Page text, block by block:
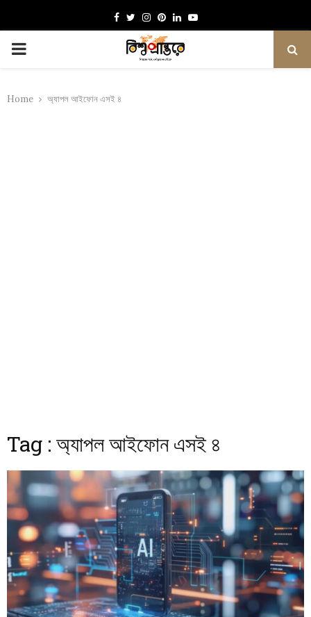
Facebook
TwitterInstagram
Pinterest
LinkedinYoutube
PRIMARY
Home অ্যাপল আইফোন এসই ৪
Tag : অ্যাপল আইফোন এসই ৪